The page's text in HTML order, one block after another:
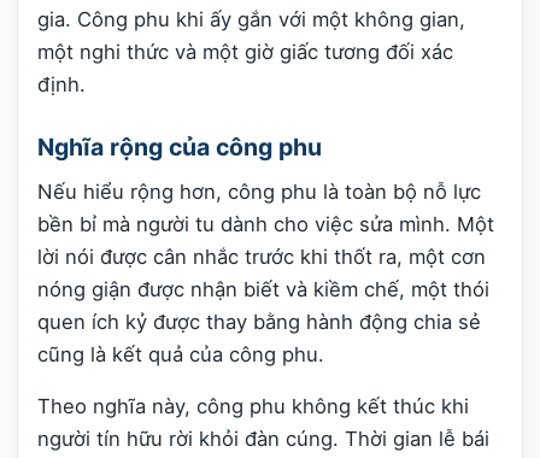
gia. Công phu khi ấy gắn với một không gian,
một nghi thức và một giờ giấc tương đối xác
định.
Nghĩa rộng của công phu
Nếu hiểu rộng hơn, công phu là toàn bộ nỗ lực
bền bỉ mà người tu dành cho việc sửa mình. Một
lời nói được cân nhắc trước khi thốt ra, một cơn
nóng giận được nhận biết và kiềm chế, một thói
quen ích kỷ được thay bằng hành động chia sẻ
cũng là kết quả của công phu.
Theo nghĩa này, công phu không kết thúc khi
người tín hữu rời khỏi đàn cúng. Thời gian lễ bái